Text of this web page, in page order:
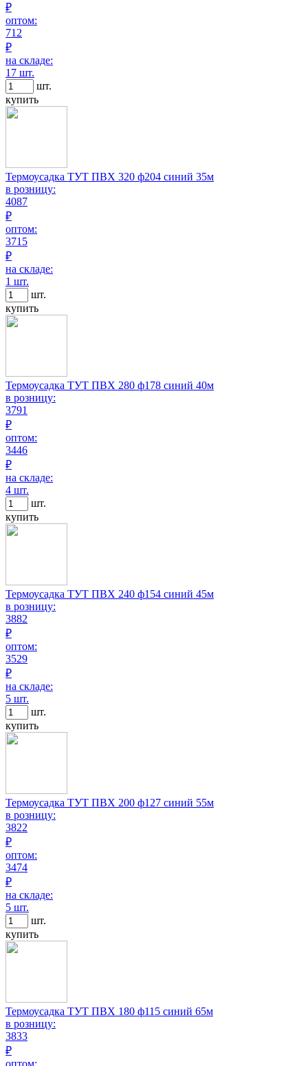
₽
оптом:
712
₽
на складе:
17 шт.
шт.
купить
Термоусадка ТУТ ПВХ 320 ф204 синий 35м
в розницу:
4087
₽
оптом:
3715
₽
на складе:
1 шт.
шт.
купить
Термоусадка ТУТ ПВХ 280 ф178 синий 40м
в розницу:
3791
₽
оптом:
3446
₽
на складе:
4 шт.
шт.
купить
Термоусадка ТУТ ПВХ 240 ф154 синий 45м
в розницу:
3882
₽
оптом:
3529
₽
на складе:
5 шт.
шт.
купить
Термоусадка ТУТ ПВХ 200 ф127 синий 55м
в розницу:
3822
₽
оптом:
3474
₽
на складе:
5 шт.
шт.
купить
Термоусадка ТУТ ПВХ 180 ф115 синий 65м
в розницу:
3833
₽
оптом: